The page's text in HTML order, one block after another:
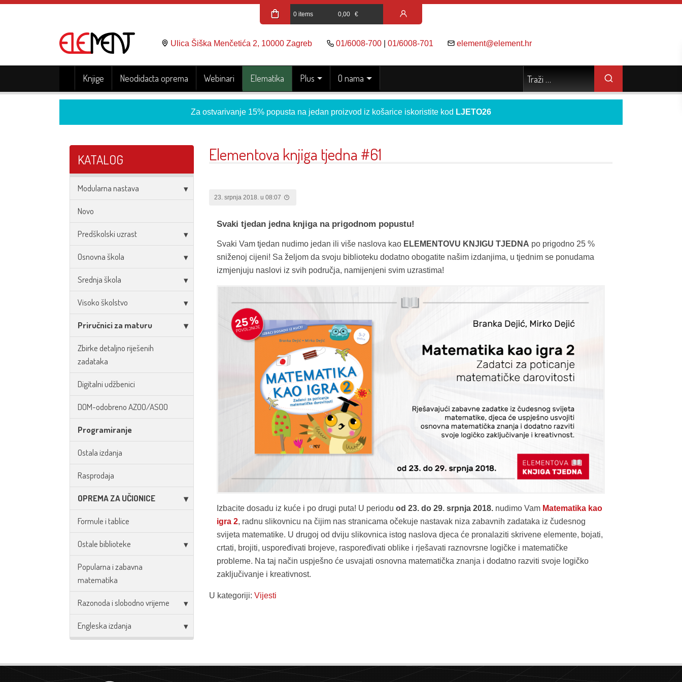
0 items 0,00 €
Ulica Šiška Menčetića 2, 10000 Zagreb 01/6008-700| 01/6008-701 element@element.hr
Knjige Neodidacta oprema Webinari Elematika Plus O nama
Za ostvarivanje 15% popusta na jedan proizvod iz košarice iskoristite kod LJETO26
KATALOG
Modularna nastava
Novo
Predškolski uzrast
Osnovna škola
Srednja škola
Visoko školstvo
Priručnici za maturu
Zbirke detaljno riješenih
zadataka
Digitalni udžbenici
DOM-odobreno AZOO/ASOO
Programiranje
Ostala izdanja
Rasprodaja
OPREMA ZA UČIONICE
Formule i tablice
Ostale biblioteke
Popularna i zabavna
matematika
Razonoda i slobodno vrijeme
Engleska izdanja
Elementova knjiga tjedna #61
23. srpnja 2018. u 08:07
Svaki tjedan jedna knjiga na prigodnom popustu!
Svaki Vam tjedan nudimo jedan ili više naslova kao ELEMENTOVU KNJIGU TJEDNA po prigodno 25 %
sniženoj cijeni! Sa željom da svoju biblioteku dodatno obogatite našim izdanjima, u tjednim se ponudama
izmjenjuju naslovi iz svih područja, namijenjeni svim uzrastima!
Izbacite dosadu iz kuće i po drugi puta! U periodu od 23. do 29. srpnja 2018. nudimo Vam Matematika kao
igra 2, radnu slikovnicu na čijim nas stranicama očekuje nastavak niza zabavnih zadataka iz čudesnog
svijeta matematike. U drugoj od dviju slikovnica istog naslova djeca će pronalaziti skrivene elemente, bojati,
crtati, brojiti, uspoređivati brojeve, raspoređivati oblike i rješavati raznovrsne logičke i matematičke
probleme. Na taj način uspješno će usvajati osnovna matematička znanja i dodatno razviti svoje logičko
zaključivanje i kreativnost.
U kategoriji: Vijesti